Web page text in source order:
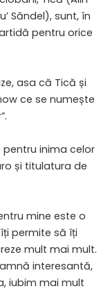
Săndel), sunt, în
pentru orice
asa că Tică și
ce se numește
inima celor
și titulatura de
mine este o
permite să îți
mult mai mult.
interesantă,
iubim mai mult